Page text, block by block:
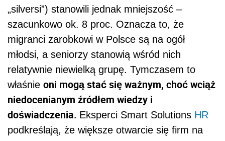
„silversi”) stanowili jednak mniejszość –
szacunkowo ok. 8 proc. Oznacza to, że
migranci zarobkowi w Polsce są na ogół
młodsi, a seniorzy stanowią wśród nich
relatywnie niewielką grupę. Tymczasem to
właśnie oni mogą stać się ważnym, choć wciąż
niedocenianym źródłem wiedzy i
doświadczenia. Eksperci Smart Solutions HR
podkreślają, że większe otwarcie się firm na